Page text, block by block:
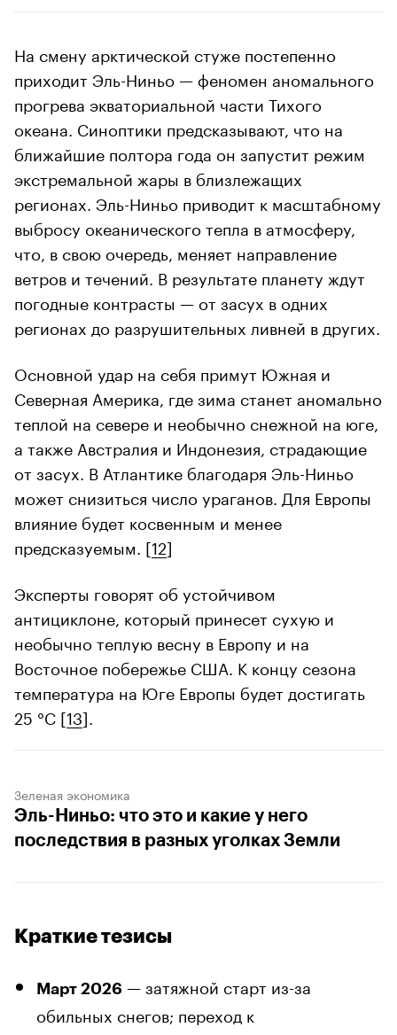
На смену арктической стуже постепенно
приходит Эль-Ниньо — феномен аномального
прогрева экваториальной части Тихого
океана. Синоптики предсказывают, что на
ближайшие полтора года он запустит режим
экстремальной жары в близлежащих
регионах. Эль-Ниньо приводит к масштабному
выбросу океанического тепла в атмосферу,
что, в свою очередь, меняет направление
ветров и течений. В результате планету ждут
погодные контрасты — от засух в одних
регионах до разрушительных ливней в других.
Основной удар на себя примут Южная и
Северная Америка, где зима станет аномально
теплой на севере и необычно снежной на юге,
а также Австралия и Индонезия, страдающие
от засух. В Атлантике благодаря Эль-Ниньо
может снизиться число ураганов. Для Европы
влияние будет косвенным и менее
предсказуемым. [12]
Эксперты говорят об устойчивом
антициклоне, который принесет сухую и
необычно теплую весну в Европу и на
Восточное побережье США. К концу сезона
температура на Юге Европы будет достигать
25 °C [13].
Зеленая экономика
Эль-Ниньо: что это и какие у него
последствия в разных уголках Земли
Краткие тезисы
Март 2026 — затяжной старт из-за
обильных снегов; переход к